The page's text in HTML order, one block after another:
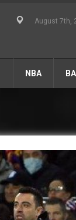
August 7th,
NBA